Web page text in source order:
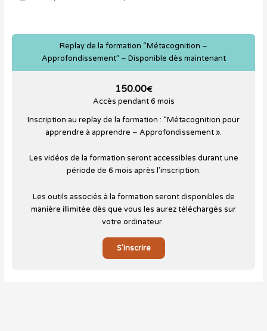
Replay de la formation “Métacognition –
Approfondissement” – Disponible dès maintenant
150.00€
Accès pendant 6 mois
Inscription au replay de la formation : “Métacognition pour
apprendre à apprendre – Approfondissement ».
Les vidéos de la formation seront accessibles durant une
période de 6 mois après l’inscription.
Les outils associés à la formation seront disponibles de
manière illimitée dès que vous les aurez téléchargés sur
votre ordinateur.
S'inscrire